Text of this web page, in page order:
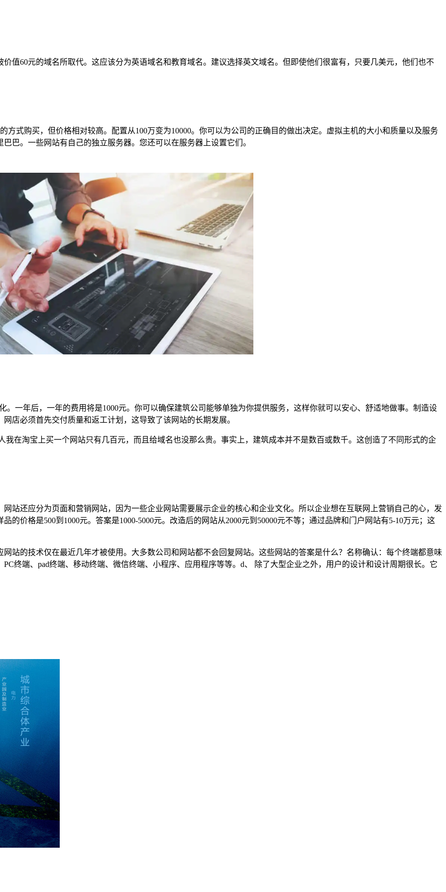
值60元的域名所取代。这应该分为英语域名和教育域名。建议选择英文域名。但即使他们很富有，只要几美元，他们也不
方式购买，但价格相对较高。配置从100万变为10000。你可以为公司的正确目的做出决定。虚拟主机的大小和质量以及服务
巴。一些网站有自己的独立服务器。您还可以在服务器上设置它们。
。一年后，一年的费用将是1000元。你可以确保建筑公司能够单独为你提供服务，这样你就可以安心、舒适地做事。制造设
店必须首先交付质量和返工计划，这导致了该网站的长期发展。
在淘宝上买一个网站只有几百元，而且给域名也没那么贵。事实上，建筑成本并不是数百或数千。这创造了不同形式的企
站还应分为页面和营销网站，因为一些企业网站需要展示企业的核心和企业文化。所以企业想在互联网上营销自己的心，发
的价格是500到1000元。答案是1000-5000元。改造后的网站从2000元到50000元不等；通过品牌和门户网站有5-10万元；这
站的技术仅在最近几年才被使用。大多数公司和网站都不会回复网站。这些网站的答案是什么？名称确认：每个终端都意味
终端、pad终端、移动终端、微信终端、小程序、应用程序等等。d、 除了大型企业之外，用户的设计和设计周期很长。它